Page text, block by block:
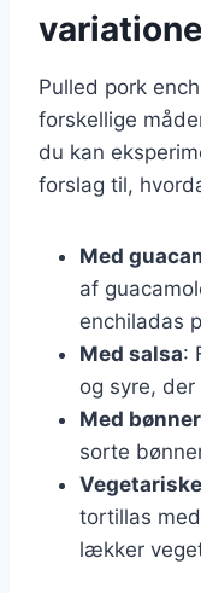
Pulled pork
forskellige
du kan
forslag til,
Med
af
enchiladas
Med salsa:
og syre,
Med
sorte
tortillas
lækker